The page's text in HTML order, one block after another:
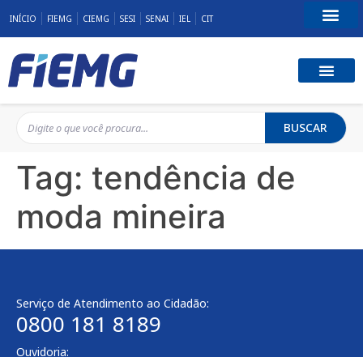
INÍCIO FIEMG CIEMG SESI SENAI IEL CIT
BUSCAR
Tag: tendência de
moda mineira
Serviço de Atendimento ao Cidadão:
0800 181 8189
Ouvidoria: